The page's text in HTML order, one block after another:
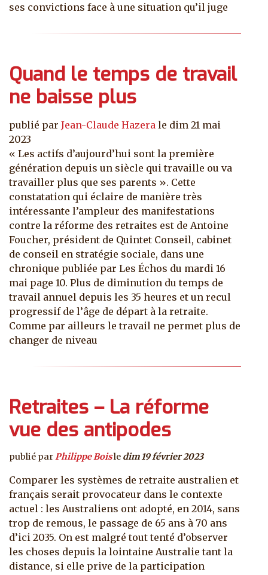
ses convictions face à une situation qu’il juge
Quand le temps de travail
ne baisse plus
publié par Jean-Claude Hazera le dim 21 mai
2023
« Les actifs d’aujourd’hui sont la première
génération depuis un siècle qui travaille ou va
travailler plus que ses parents ». Cette
constatation qui éclaire de manière très
intéressante l’ampleur des manifestations
contre la réforme des retraites est de Antoine
Foucher, président de Quintet Conseil, cabinet
de conseil en stratégie sociale, dans une
chronique publiée par Les Échos du mardi 16
mai page 10. Plus de diminution du temps de
travail annuel depuis les 35 heures et un recul
progressif de l’âge de départ à la retraite.
Comme par ailleurs le travail ne permet plus de
changer de niveau
Retraites – La réforme
vue des antipodes
publié parPhilippe Boisle dim 19 février 2023
Comparer les systèmes de retraite australien et
français serait provocateur dans le contexte
actuel : les Australiens ont adopté, en 2014, sans
trop de remous, le passage de 65 ans à 70 ans
d’ici 2035. On est malgré tout tenté d’observer
les choses depuis la lointaine Australie tant la
distance, si elle prive de la participation